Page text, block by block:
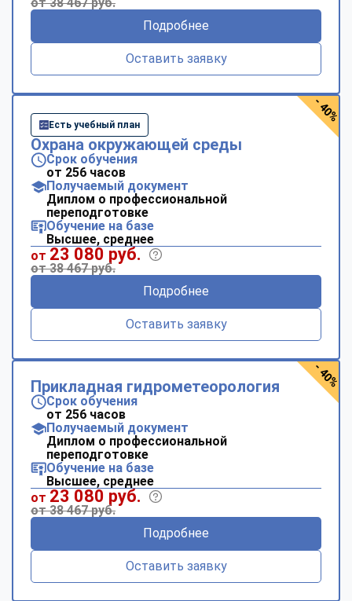
Подробнее
Оставить заявку
Есть учебный план
Охрана окружающей среды
Срок обучения
от 256 часов
Получаемый документ
Диплом о профессиональной
переподготовке
Обучение на базе
Высшее, среднее
от 23 080 руб.
от 38 467 руб.
Подробнее
Оставить заявку
- 40%
Прикладная гидрометеорология
Срок обучения
от 256 часов
Получаемый документ
Диплом о профессиональной
переподготовке
Обучение на базе
Высшее, среднее
от 23 080 руб.
от 38 467 руб.
Подробнее
Оставить заявку
- 40%